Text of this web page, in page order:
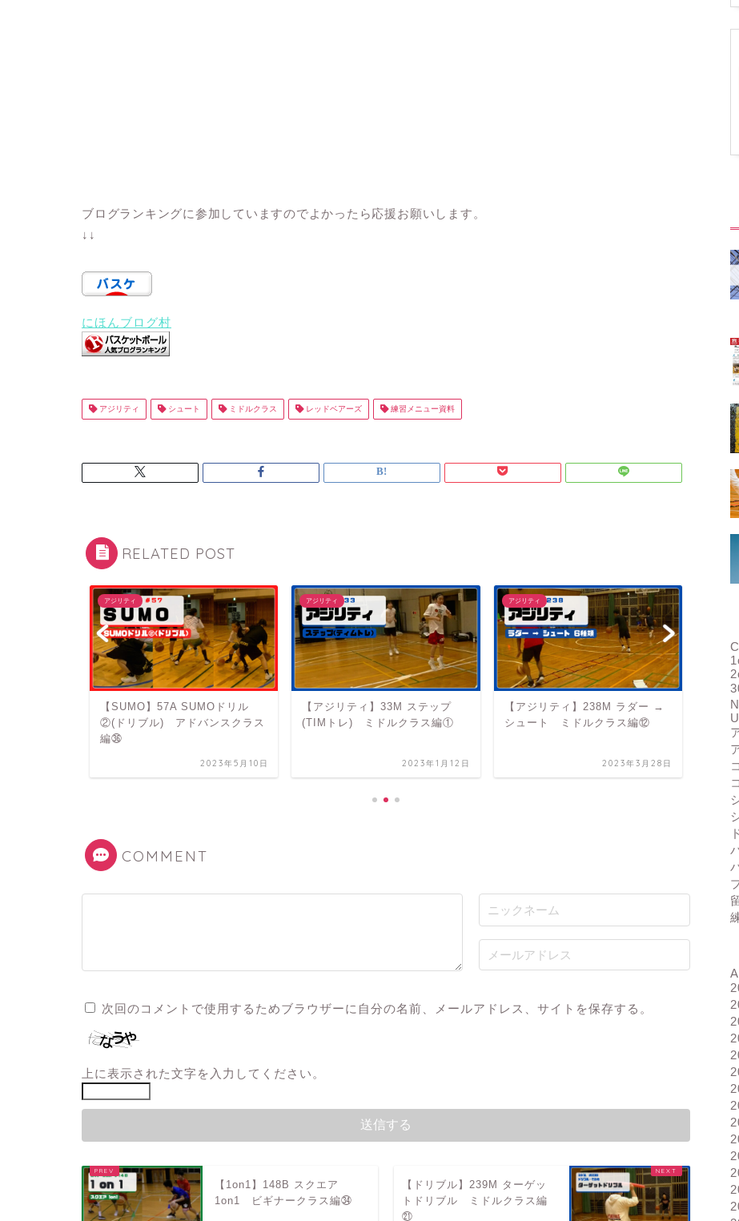
ブログランキングに参加していますのでよかったら応援お願いします。
↓↓
にほんブログ村
アジリティ シュート ミドルクラス レッドベアーズ 練習メニュー資料
RELATED POST
アジリティ
【SUMO】57A SUMOドリル
②(ドリブル) アドバンスクラス
編㊱
2023年5月10日
アジリティ
【アジリティ】33M ステップ
(TIMトレ) ミドルクラス編①
2023年1月12日
アジリティ
【アジリティ】238M ラダー →
シュート ミドルクラス編⑫
2023年3月28日
【
②(ド
COMMENT
次回のコメントで使用するためブラウザーに自分の名前、メールアドレス、サイトを保存する。
上に表示された文字を入力してください。
【1on1】148B スクエア
1on1 ビギナークラス編㉞
【ドリブル】239M ターゲッ
トドリブル ミドルクラス編
㉑